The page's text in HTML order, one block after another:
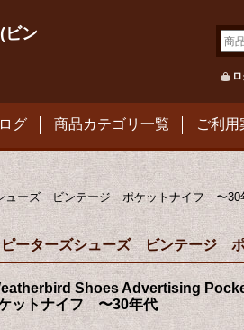
ビン
グ 商品カテゴリ一覧 ご利用
ューズ ビンテージ ポケットナイフ 〜30
ーターズシューズ ビンテージ
Shoes Advertising
ットナイフ 〜30年代